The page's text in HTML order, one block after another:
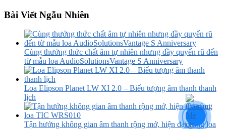
Bài Viết Ngẫu Nhiên
Cùng thưởng thức chất âm tự nhiên nhưng đầy quyến rũ đến
từ mẫu loa AudioSolutionsVantage S Anniversary
Loa Elipson Planet LW XI 2.0 – Biểu tượng âm thanh thanh
lịch
Tận hưởng không gian âm thanh rộng mở, hiện đại cùng loa